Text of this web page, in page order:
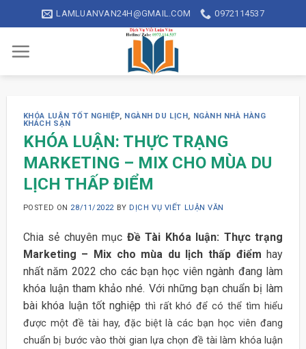
to
content
LAMLUANVAN24H@GMAIL.COM 0972114537
KHÓA LUẬN TỐT NGHIỆP, NGÀNH DU LỊCH, NGÀNH NHÀ HÀNG
KHÁCH SẠN
KHÓA LUẬN: THỰC TRẠNG
MARKETING – MIX CHO MÙA DU
LỊCH THẤP ĐIỂM
POSTED ON 28/11/2022 BY DỊCH VỤ VIẾT LUẬN VĂN
Chia sẻ chuyên mục Đề Tài Khóa luận: Thực trạng
Marketing – Mix cho mùa du lịch thấp điểm hay
nhất năm 2022 cho các bạn học viên ngành đang làm
khóa luận tham khảo nhé. Với những bạn chuẩn bị làm
bài khóa luận tốt nghiệp thì rất khó để có thể tìm hiểu
được một đề tài hay, đặc biệt là các bạn học viên đang
chuẩn bị bước vào thời gian lựa chọn đề tài làm khóa luận